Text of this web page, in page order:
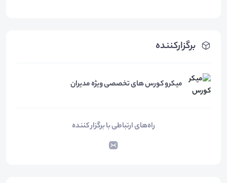
برگزارکننده
میکرو کورس های تخصصی ویژه مدیران
راه‌های ارتباطی با برگزار کننده